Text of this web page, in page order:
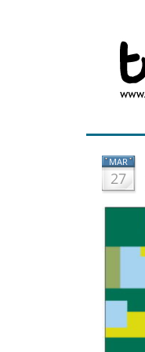
MAR
27